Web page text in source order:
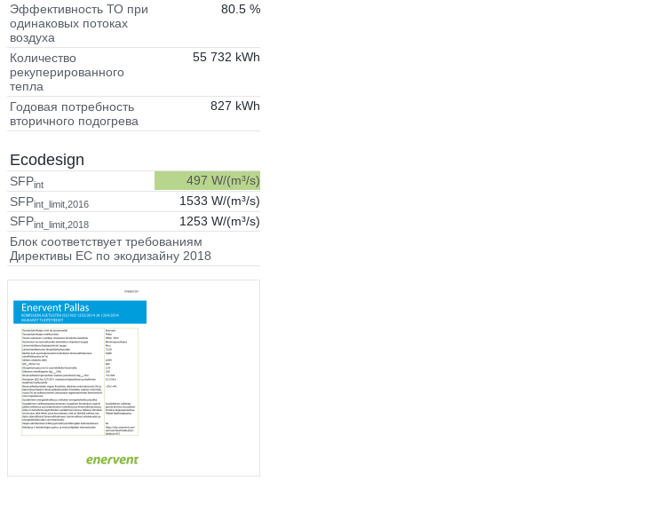
Эффективность ТО при
одинаковых потоках
воздуха
80.5 %
Количество
рекуперированного
тепла
55 732 kWh
Годовая потребность
вторичного подогрева
827 kWh
Ecodesign
SFPint
497 W/(m³/s)
SFPint_limit,2016
1533 W/(m³/s)
SFPint_limit,2018
1253 W/(m³/s)
Блок соответствует требованиям
Директивы ЕС по экодизайну 2018